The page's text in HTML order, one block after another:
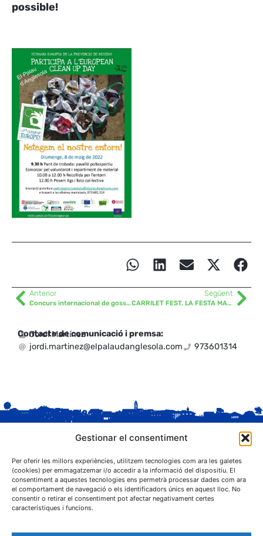
Gestionar el consentiment
Per oferir les millors experiències, utilitzem tecnologies com ara les galetes
(cookies) per emmagatzemar i/o accedir a la informació del dispositiu. El
consentiment a aquestes tecnologies ens permetrà processar dades com ara
el comportament de navegació o els identificadors únics en aquest lloc. No
consentir o retirar el consentiment pot afectar negativament certes
característiques i funcions.
possible!
Anterior
Concurs internacional de gossos American Bully
Següent
CARRILET FEST, LA FESTA MAJOR DELS INFANTS
Contacte de comunicació i premsa:
Jordi Martínez
jordi.martinez@elpalaudanglesola.com
973601314
C. Sant Josep, 1
25243 El Palau d'Anglesola (Pla d'Urgell)